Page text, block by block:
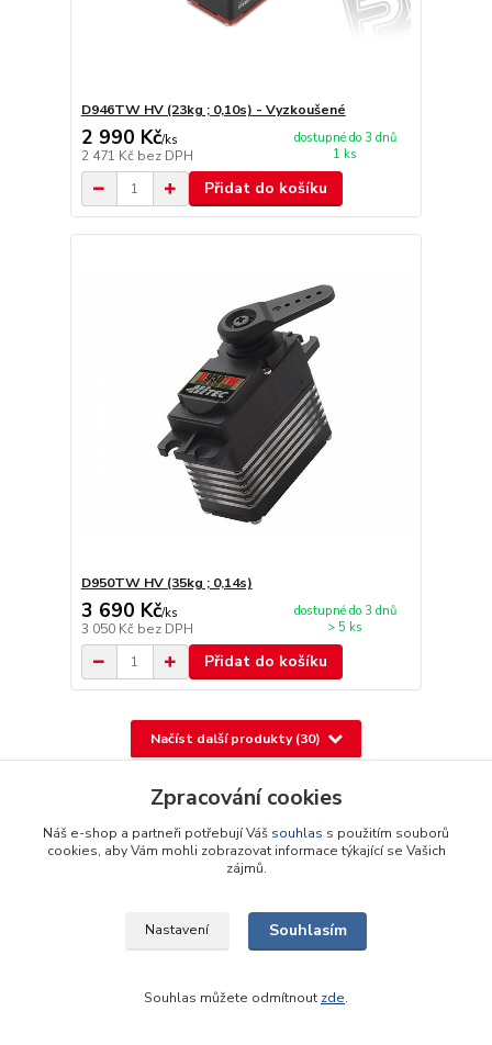
D946TW HV (23kg ; 0,10s) - Vyzkoušené
2 990 Kč/ks
2 471 Kč bez DPH
dostupné do 3 dnů
1 ks
Přidat do košíku
D950TW HV (35kg ; 0,14s)
3 690 Kč/ks
3 050 Kč bez DPH
dostupné do 3 dnů
> 5 ks
Přidat do košíku
Načíst další produkty (30)
Novinky z našeho blogu
Zpracování cookies
Náš e-shop a partneři potřebují Váš souhlas s použitím souborů
cookies, aby Vám mohli zobrazovat informace týkající se Vašich
zájmů.
Nastavení Souhlasím
Souhlas můžete odmítnout zde.